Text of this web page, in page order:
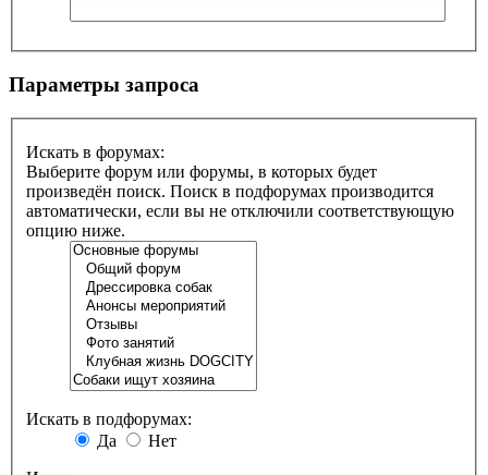
Параметры запроса
Искать в форумах:
Выберите форум или форумы, в которых будет
произведён поиск. Поиск в подфорумах производится
автоматически, если вы не отключили соответствующую
опцию ниже.
Искать в подфорумах:
Да
Нет